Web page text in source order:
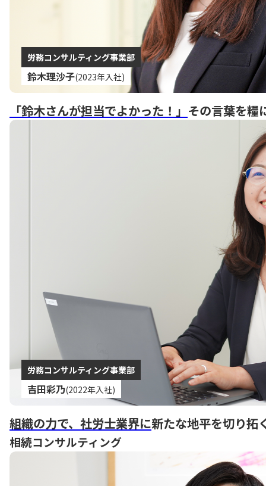
労務コンサルティング事業部
鈴木理沙子(2023年入社)
「鈴木さんが担当でよかった！」 その言葉を糧
労務コンサルティング事業部
吉田彩乃(2022年入社)
組織の力で、社労士業界に新たな地平を切り拓
相続コンサルティング